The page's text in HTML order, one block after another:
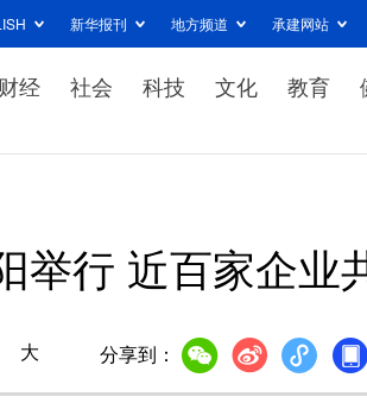
新华报刊 地方频道 承建网站
财经 社会 科技 文化 教育
举行 近百家企业
大 分享到：